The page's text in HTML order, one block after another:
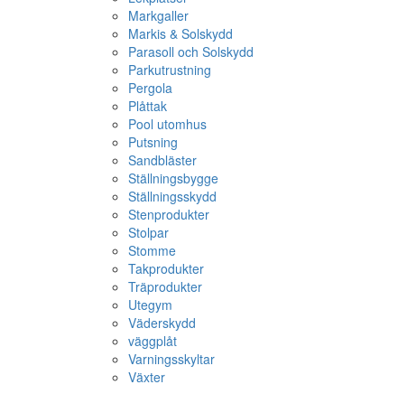
Markgaller
Markis & Solskydd
Parasoll och Solskydd
Parkutrustning
Pergola
Plåttak
Pool utomhus
Putsning
Sandbläster
Ställningsbygge
Ställningsskydd
Stenprodukter
Stolpar
Stomme
Takprodukter
Träprodukter
Utegym
Väderskydd
väggplåt
Varningsskyltar
Växter